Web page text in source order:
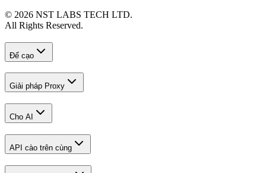
© 2026 NST LABS TECH LTD.
All Rights Reserved.
Để cạo
Giải pháp Proxy
Cho AI
API cào trên cùng